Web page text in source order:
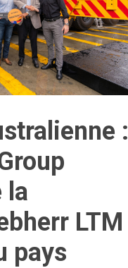
:
la
LTM
pays